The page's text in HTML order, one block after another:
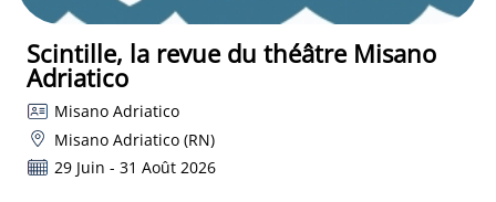
Scintille, la revue du théâtre Misano
Adriatico
Misano Adriatico
Misano Adriatico (RN)
29 Juin - 31 Août 2026